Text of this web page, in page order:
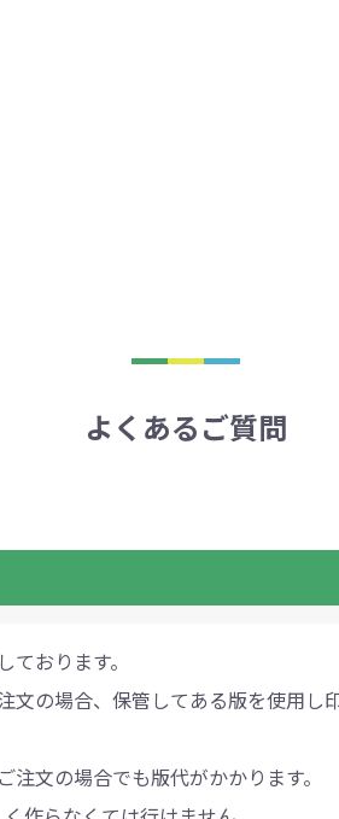
よくあるご質問
おります。
の場合、保管してある版を使用し
文の場合でも版代がかかります。